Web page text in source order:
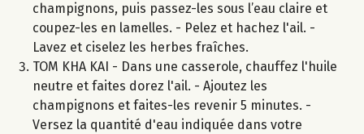
champignons, puis passez-les sous l’eau claire et
coupez-les en lamelles. - Pelez et hachez l'ail. -
Lavez et ciselez les herbes fraîches.
TOM KHA KAI - Dans une casserole, chauffez l'huile
neutre et faites dorez l'ail. - Ajoutez les
champignons et faites-les revenir 5 minutes. -
Versez la quantité d'eau indiquée dans votre